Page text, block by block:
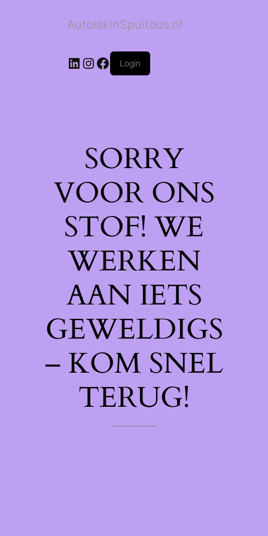
AutolakInSpuitbus.nl
LinkedIn
Instagram
Facebook
Login
SORRY
VOOR ONS
STOF! WE
WERKEN
AAN IETS
GEWELDIGS
– KOM SNEL
TERUG!